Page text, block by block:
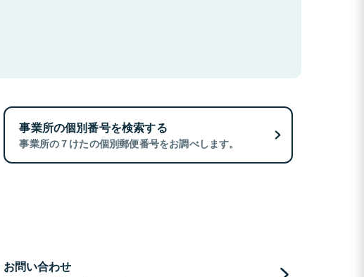
事業所の個別番号を検索する
事業所の７けたの個別郵便番号をお調べします。
問い合わせ